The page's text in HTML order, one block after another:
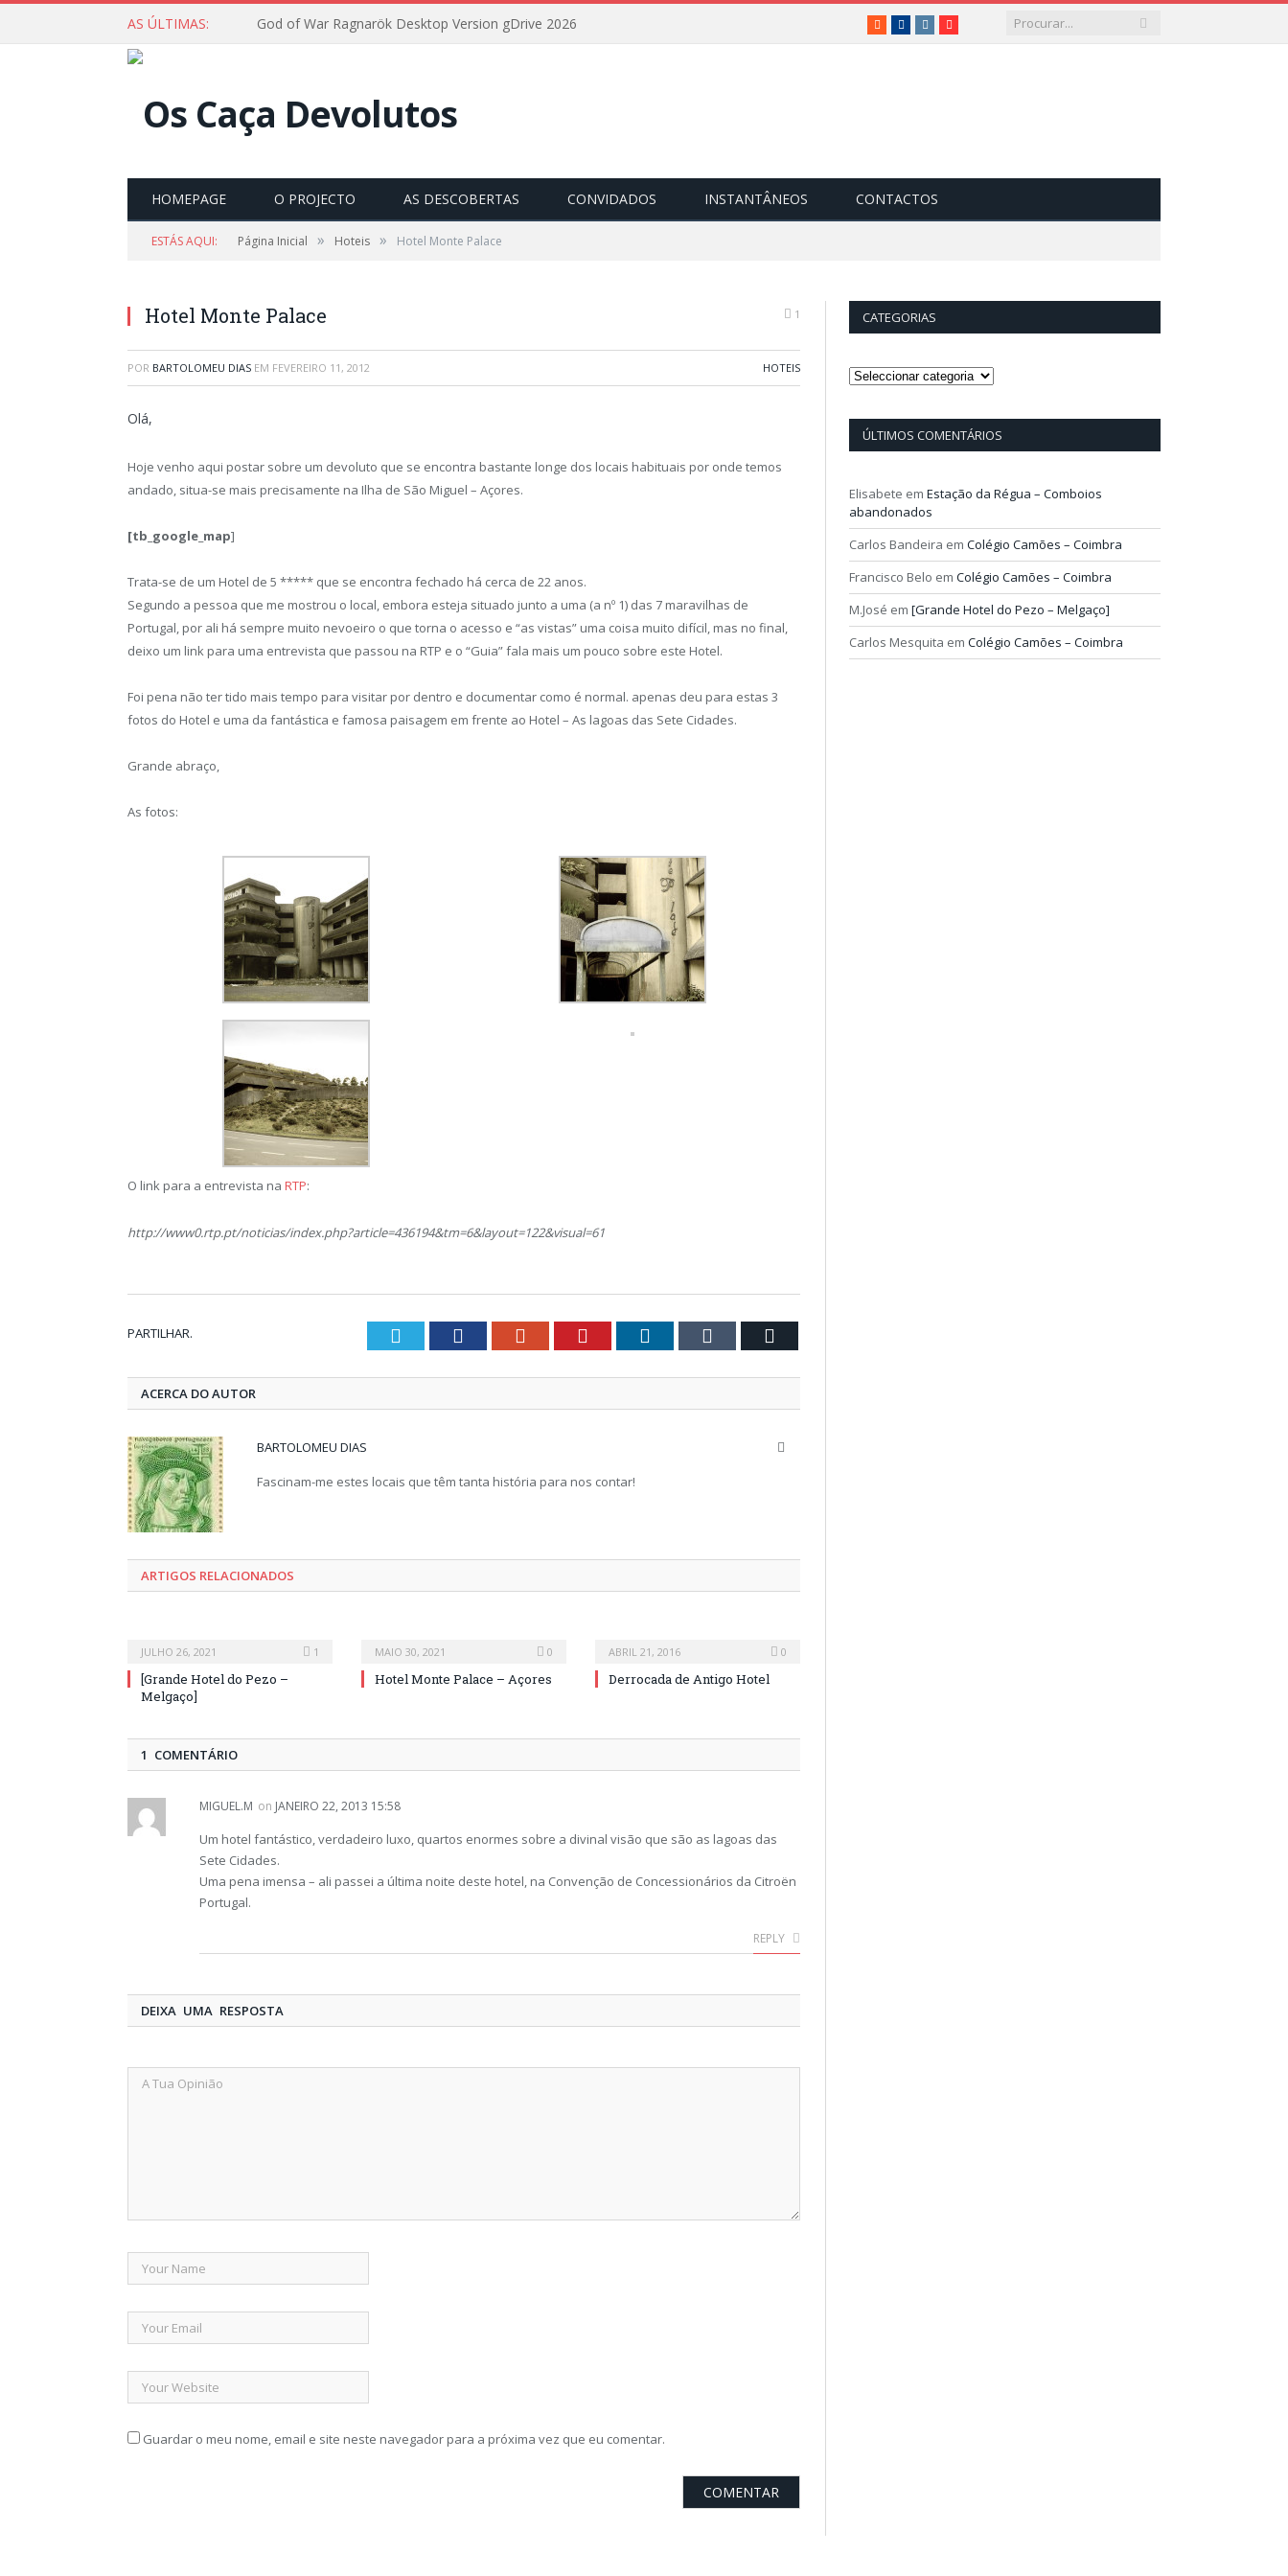
AS ÚLTIMAS: God of War Ragnarök Desktop Version gDrive 2026 RSS FacebookInstagram
Vimeo
HOMEPAGE O PROJECTO AS DESCOBERTAS CONVIDADOS INSTANTÂNEOS CONTACTOS
ESTÁS AQUI: Página Inicial » Hoteis » Hotel Monte Palace
Hotel Monte Palace 1
POR BARTOLOMEU DIAS EM FEVEREIRO 11, 2012 HOTEIS
Olá,
Hoje venho aqui postar sobre um devoluto que se encontra bastante longe dos locais habituais por onde temos
andado, situa-se mais precisamente na Ilha de São Miguel – Açores.
[tb_google_map]
Trata-se de um Hotel de 5 ***** que se encontra fechado há cerca de 22 anos.
Segundo a pessoa que me mostrou o local, embora esteja situado junto a uma (a nº 1) das 7 maravilhas de
Portugal, por ali há sempre muito nevoeiro o que torna o acesso e “as vistas” uma coisa muito difícil, mas no final,
deixo um link para uma entrevista que passou na RTP e o “Guia” fala mais um pouco sobre este Hotel.
Foi pena não ter tido mais tempo para visitar por dentro e documentar como é normal. apenas deu para estas 3
fotos do Hotel e uma da fantástica e famosa paisagem em frente ao Hotel – As lagoas das Sete Cidades.
Grande abraço,
As fotos:
O link para a entrevista na RTP:
http://www0.rtp.pt/noticias/index.php?article=436194&tm=6&layout=122&visual=61
PARTILHAR. Twitter Facebook Google+ Pinterest LinkedIn Tumblr
ACERCA DO AUTOR
BARTOLOMEU DIAS
Fascinam-me estes locais que têm tanta história para nos contar!
ARTIGOS RELACIONADOS
JULHO 26, 2021 1
[Grande Hotel do Pezo –
Melgaço]
MAIO 30, 2021 0
Hotel Monte Palace – Açores
ABRIL 21, 2016 0
Derrocada de Antigo Hotel
1 COMENTÁRIO
MIGUEL.M on JANEIRO 22, 2013 15:58
Um hotel fantástico, verdadeiro luxo, quartos enormes sobre a divinal visão que são as lagoas das
Sete Cidades.
Uma pena imensa – ali passei a última noite deste hotel, na Convenção de Concessionários da Citroën
Portugal.
REPLY
DEIXA UMA RESPOSTA
Guardar o meu nome, email e site neste navegador para a próxima vez que eu comentar.
CATEGORIAS
Categorias
ÚLTIMOS COMENTÁRIOS
Elisabete em Estação da Régua – Comboios
abandonados
Carlos Bandeira em Colégio Camões – Coimbra
Francisco Belo em Colégio Camões – Coimbra
M.José em [Grande Hotel do Pezo – Melgaço]
Carlos Mesquita em Colégio Camões – Coimbra